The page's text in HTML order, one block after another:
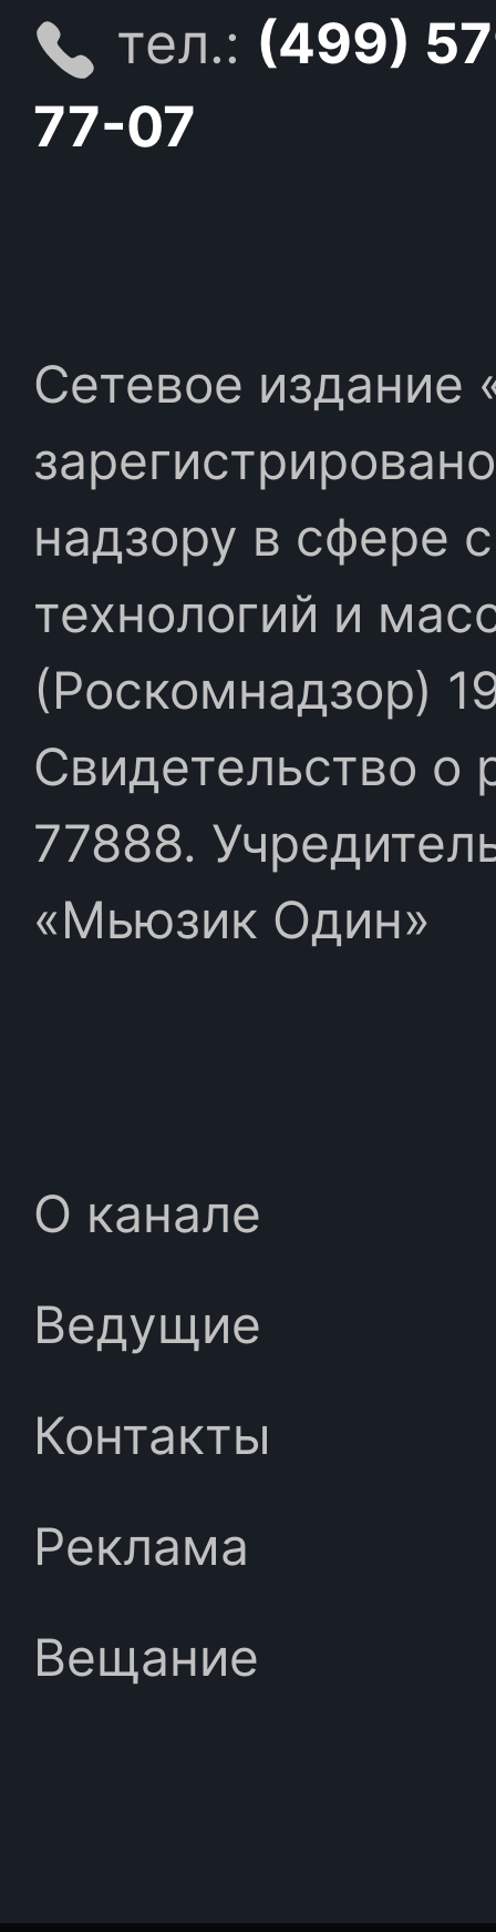
тел.: (499)
77-07
Сетевое издание
надзору в сфере
технологий и
(Роскомнадзор)
Свидетельство
77888.
«Мьюзик Один»
О канале
Ведущие
Контакты
Реклама
Вещание